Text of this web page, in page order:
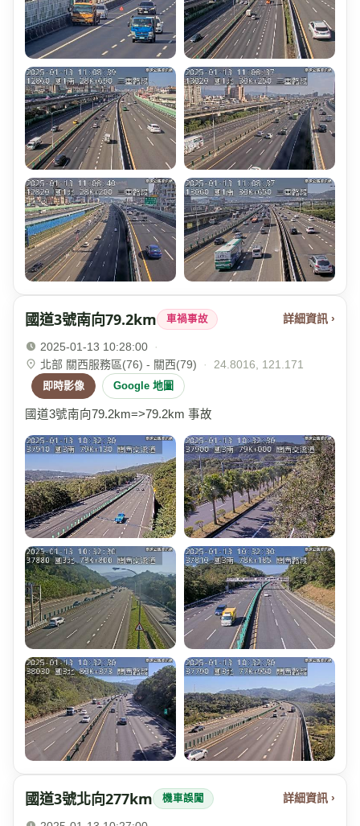
國道3號南向79.2km 車禍事故 詳細資訊 ›
2025-01-13 10:28:00
·
北部 關西服務區(76) - 關西(79)
· 24.8016, 121.171
即時影像 Google 地圖
國道3號南向79.2km=>79.2km 事故
國道3號北向277km 機車誤闖 詳細資訊 ›